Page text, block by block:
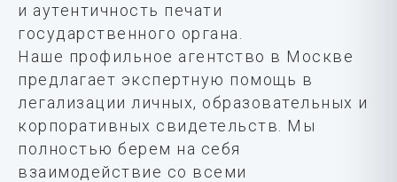
и аутентичность печати
государственного органа.
Наше профильное агентство в Москве
предлагает экспертную помощь в
легализации личных, образовательных и
корпоративных свидетельств. Мы
полностью берем на себя
взаимодействие со всеми